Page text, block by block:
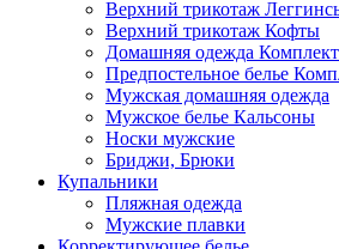
Верхний трикотаж
Верхний трикотаж Кофты
Домашняя одежда
Предпостельное белье
Мужская домашняя одежда
Мужское белье Кальсоны
Носки мужские
Бриджи, Брюки
Купальники
Пляжная одежда
Мужские плавки